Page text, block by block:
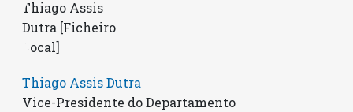
Thiago Assis Dutra
Vice-Presidente do Departamento